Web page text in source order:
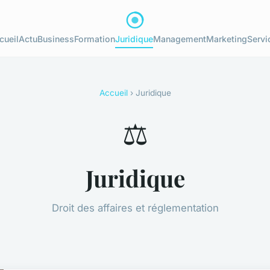
ActuBusinessFormationJuridiqueManagementMarketing
Accueil› Juridique
⚖️
Juridique
Droit des affaires et réglementation